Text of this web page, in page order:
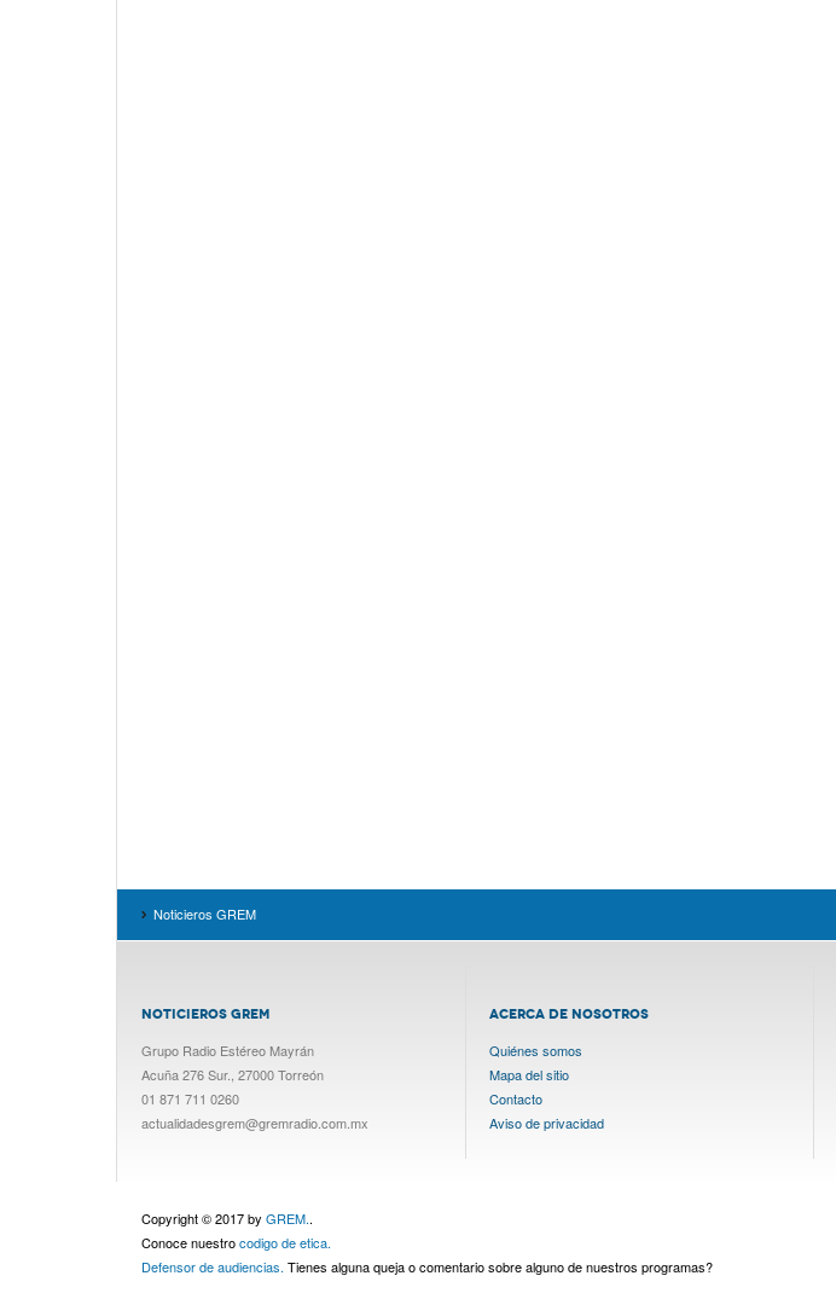
Noticieros GREM
NOTICIEROS GREM
Grupo Radio Estéreo Mayrán
Acuña 276 Sur., 27000 Torreón
01 871 711 0260
actualidadesgrem@gremradio.com.mx
ACERCA DE NOSOTROS
Quiénes somos
Mapa del sitio
Contacto
Aviso de privacidad
Copyright © 2017 by GREM..
Conoce nuestrocodigo de etica.
Defensor de audiencias. Tienes alguna queja o comentario sobre alguno de nuestros programas?